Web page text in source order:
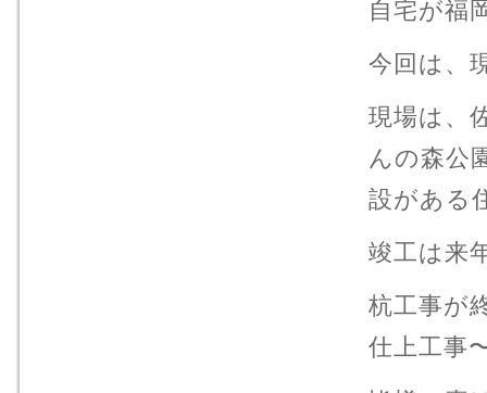
自宅が福
今回は、
現場は、
んの森公
設がある
竣工は来
杭工事が
仕上工事